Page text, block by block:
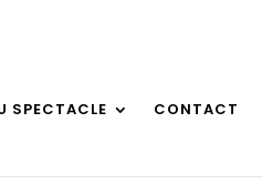
SPECTACLE CONTACT